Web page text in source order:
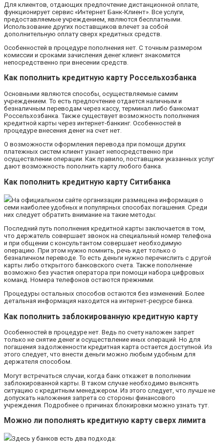
Для клиентов, отдающих предпочтение дистанционной оплате,
функционирует сервис «Интернет Банк-Клиент». Все услуги,
предоставляемые учреждением, являются бесплатными.
Использование других поставщиков влечет за собой
дополнительную оплату сверх кредитных средств.
Особенностей в процедуре пополнения нет. С точным размером
комиссии и сроками зачисления денег клиент знакомится
непосредственно при внесении средств.
Как пополнить кредитную карту Россельхозбанка
Основными являются способы, осуществляемые самим
учреждением. То есть предпочтение отдается наличным и
безналичным переводам через кассу, терминал либо банкомат
Россельхозбанка. Также существует возможность пополнения
кредитной карты через интернет-банкинг. Особенностей в
процедуре внесения денег на счет нет.
О возможности оформления перевода при помощи других
платежных систем клиент узнает непосредственно при
осуществлении операции. Как правило, поставщики указанных услуг
дают возможность пополнить карту любого банка.
Как пополнить кредитную карту Ситибанка
На официальном сайте организации размещена информация о
семи наиболее удобных и популярных способах погашения. Среди
них следует обратить внимание на такие методы:
Последний путь пополнения кредитной карты заключается в том,
что держатель совершает звонок на специальный номер телефона
и при общении с консультантом совершает необходимую
операцию. При этом нужно помнить, речь идет только о
безналичном переводе. То есть деньги нужно перечислить с другой
карты либо открытого банковского счета. Также пополнение
возможно без участия оператора при помощи набора цифровых
команд. Номера телефонов остаются прежними.
Процедуры остальных способов остаются без изменений. Более
детальная информация находится на интернет-ресурсе банка.
Как пополнить заблокированную кредитную карту
Особенностей в процедуре нет. Ведь по счету наложен запрет
только не снятие денег и осуществление иных операций. Но для
погашения задолженности кредитная карта остается доступной. Из
этого следует, что внести деньги можно любым удобным для
держателя способом.
Могут встречаться случаи, когда банк откажет в пополнении
заблокированной карты. В таком случае необходимо выяснять
ситуацию с кредитным менеджером. Из этого следует, что лучше не
допускать наложения запрета со стороны финансового
учреждения. Подробнее о причинах блокировки можно узнать тут.
Можно ли пополнять кредитную карту сверх лимита
Здесь у банков есть два подхода: